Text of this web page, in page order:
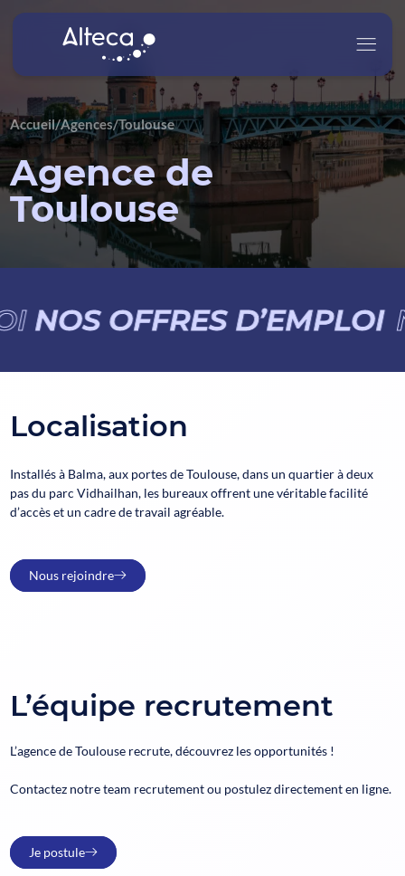
Alteca
Nos Services
Nos Secteurs d’Activité
Actualités
Accueil/Agences/Toulouse
Agence de
Toulouse
NOS OFFRES D’EMPLOI
Localisation
Installés à Balma, aux portes de Toulouse, dans un quartier à deux
pas du parc Vidhailhan, les bureaux offrent une véritable facilité
d’accès et un cadre de travail agréable.
Nous rejoindre
L’équipe recrutement
L’agence de Toulouse recrute, découvrez les opportunités !
Contactez notre team recrutement ou postulez directement en ligne.
Je postule